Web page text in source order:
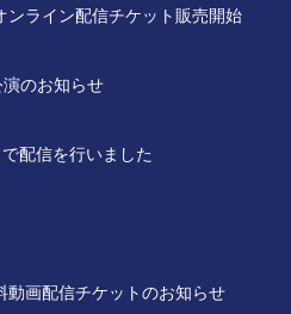
ンライン配信チケット販売開始
演のお知らせ
配信を行いました
動画配信チケットのお知らせ